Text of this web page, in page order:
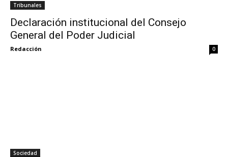
Tribunales
Declaración institucional del Consejo
General del Poder Judicial
Redacción 0
Sociedad